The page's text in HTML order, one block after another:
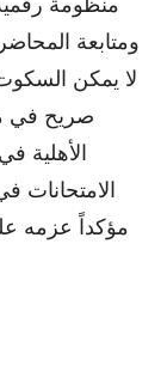
ومتابعة
لا يمكن
صريح في
الأهلية
الامتحانات
مؤكداً عزمه